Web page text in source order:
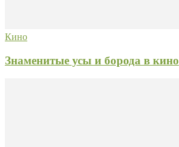
Кино
Знаменитые усы и борода в кино